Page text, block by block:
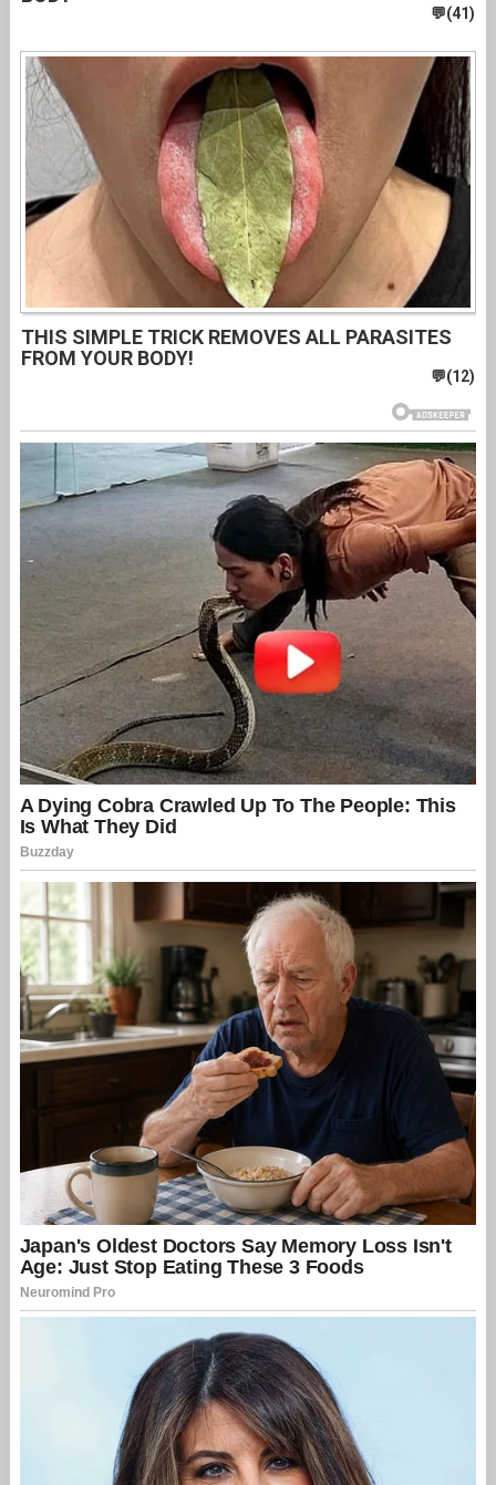
THIS SIMPLE TRICK REMOVES ALL PARASITES
FROM YOUR BODY!